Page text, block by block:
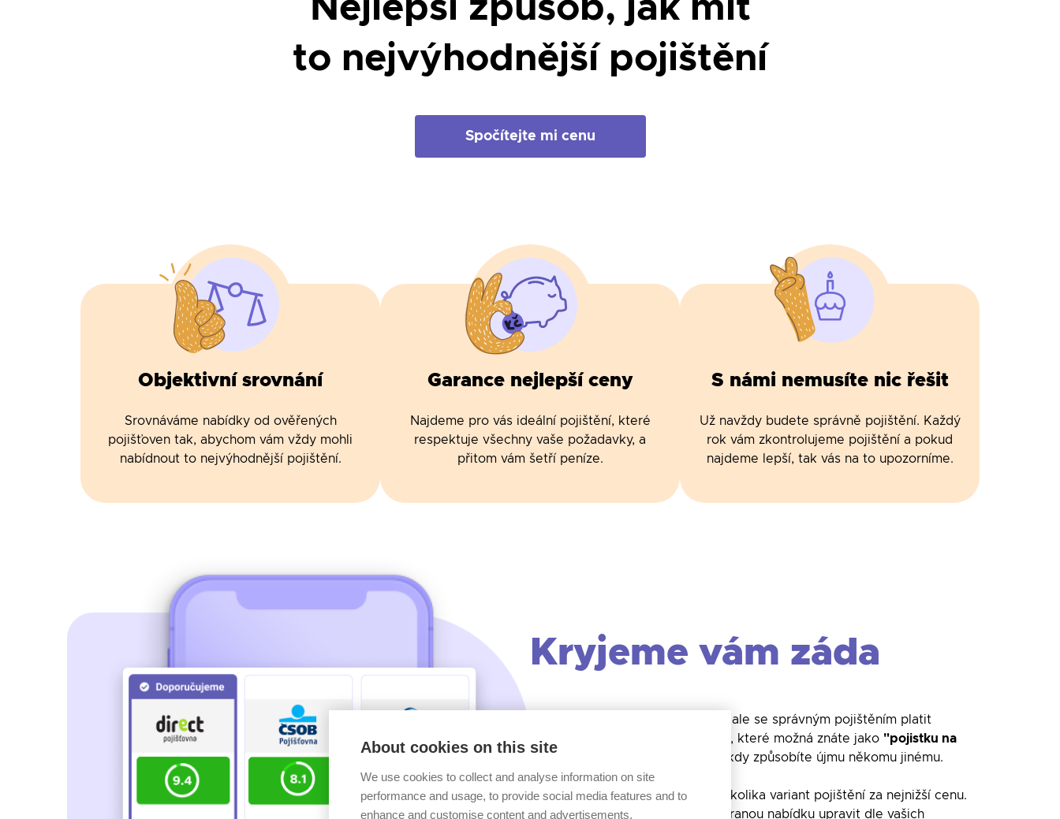
Nejlepší způsob, jak mít
to nejvýhodnější pojištění
Spočítejte mi cenu
Objektivní srovnání
Srovnáváme nabídky od ověřených
pojišťoven tak, abychom vám vždy mohli
nabídnout to nejvýhodnější pojištění.
Garance nejlepší ceny
Najdeme pro vás ideální pojištění, které
respektuje všechny vaše požadavky, a
přitom vám šetří peníze.
S námi nemusíte nic řešit
Už navždy budete správně pojištění. Každý
rok vám zkontrolujeme pojištění a pokud
najdeme lepší, tak vás na to upozorníme.
Kryjeme vám záda
Chybovat je lidské. Za své chyby ale se správným pojištěním platit
nemusíte. Pojištění odpovědnosti, které možná znáte jako "pojistku na
, vás totiž kryje ve chvíli, kdy způsobíte újmu někomu jinému.
Vybrat si u nás můžete vždy z několika variant pojištění za nejnižší cenu.
Zároveň jsme připraveni vám vybranou nabídku upravit dle vašich
About cookies on this site
We use cookies to collect and analyse information on site
performance and usage, to provide social media features and to
enhance and customise content and advertisements.